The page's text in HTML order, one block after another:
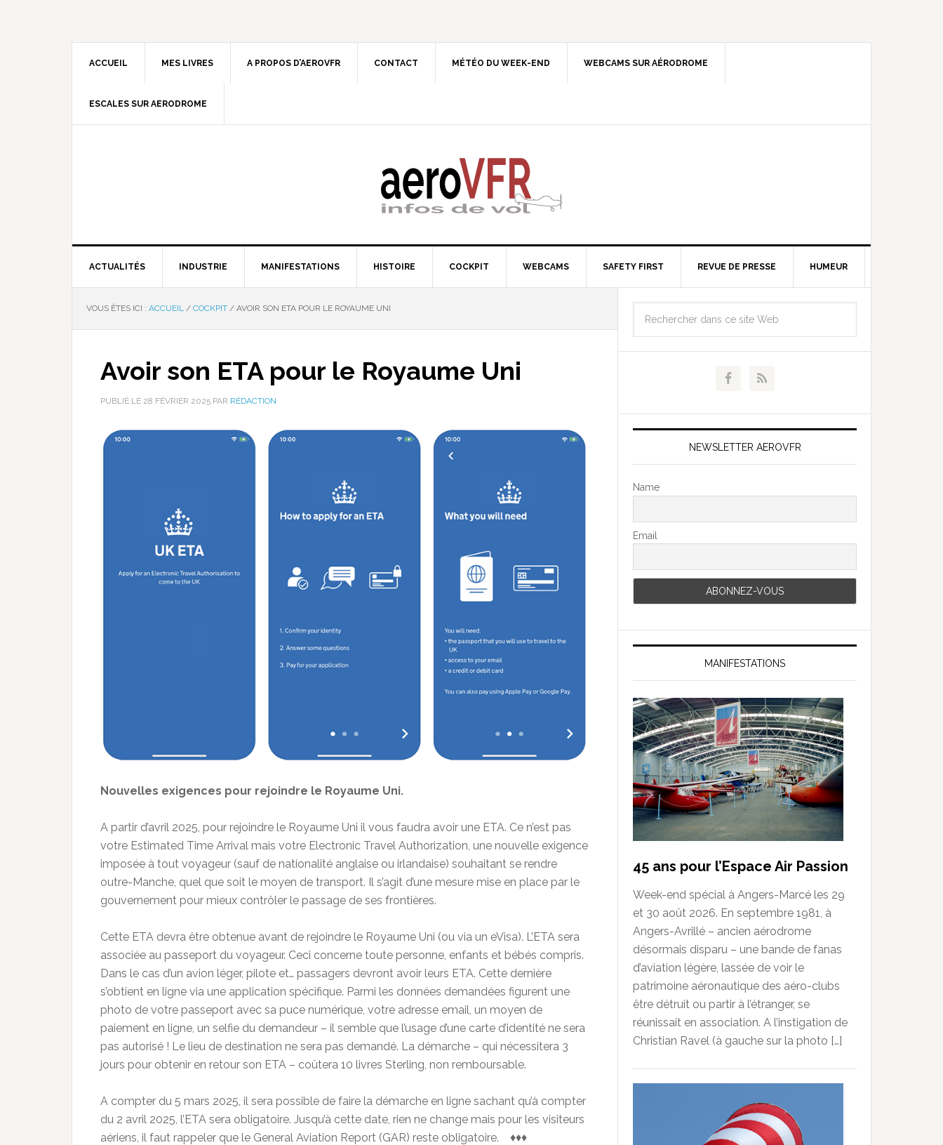
ACCUEIL MES LIVRES A PROPOS D’AEROVFR CONTACT MÉTÉO DU WEEK-END WEBCAMS SUR AÉRODROME
ESCALES SUR AERODROME
ACTUALITÉS INDUSTRIE MANIFESTATIONS HISTOIRE COCKPIT WEBCAMS SAFETY FIRST REVUE DE PRESSE HUMEUR
VOUS ÊTES ICI : ACCUEIL / COCKPIT / AVOIR SON ETA POUR LE ROYAUME UNI
Avoir son ETA pour le Royaume Uni
PUBLIÉ LE 28 FÉVRIER 2025 PAR RÉDACTION
Nouvelles exigences pour rejoindre le Royaume Uni.
A partir d’avril 2025, pour rejoindre le Royaume Uni il vous faudra avoir une ETA. Ce n’est pas
votre Estimated Time Arrival mais votre Electronic Travel Authorization, une nouvelle exigence
imposée à tout voyageur (sauf de nationalité anglaise ou irlandaise) souhaitant se rendre
outre-Manche, quel que soit le moyen de transport. Il s’agit d’une mesure mise en place par le
gouvernement pour mieux contrôler le passage de ses frontières.
Cette ETA devra être obtenue avant de rejoindre le Royaume Uni (ou via un eVisa). L’ETA sera
associée au passeport du voyageur. Ceci concerne toute personne, enfants et bébés compris.
Dans le cas d’un avion léger, pilote et… passagers devront avoir leurs ETA. Cette dernière
s’obtient en ligne via une application spécifique. Parmi les données demandées figurent une
photo de votre passeport avec sa puce numérique, votre adresse email, un moyen de
paiement en ligne, un selfie du demandeur – il semble que l’usage d’une carte d’identité ne sera
pas autorisé ! Le lieu de destination ne sera pas demandé. La démarche – qui nécessitera 3
jours pour obtenir en retour son ETA – coûtera 10 livres Sterling, non remboursable.
A compter du 5 mars 2025, il sera possible de faire la démarche en ligne sachant qu’à compter
du 2 avril 2025, l’ETA sera obligatoire. Jusqu’à cette date, rien ne change mais pour les visiteurs
aériens, il faut rappeler que le General Aviation Report (GAR) reste obligatoire. ♦♦♦
NEWSLETTER AEROVFR
Name
Email
MANIFESTATIONS
45 ans pour l’Espace Air Passion
Week-end spécial à Angers-Marcé les 29
et 30 août 2026. En septembre 1981, à
Angers-Avrillé – ancien aérodrome
désormais disparu – une bande de fanas
d’aviation légère, lassée de voir le
patrimoine aéronautique des aéro-clubs
être détruit ou partir à l’étranger, se
réunissait en association. A l’instigation de
Christian Ravel (à gauche sur la photo […]